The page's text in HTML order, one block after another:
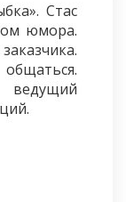
Стас
юмора.
ведущий